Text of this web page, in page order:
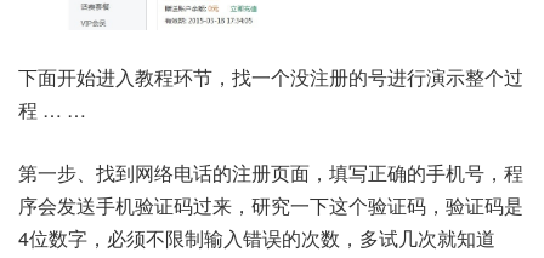
下面开始进入教程环节，找一个没注册的号进行演示整个过
程 … …
第一步、找到网络电话的注册页面，填写正确的手机号，程
序会发送手机验证码过来，研究一下这个验证码，验证码是
4位数字，必须不限制输入错误的次数，多试几次就知道